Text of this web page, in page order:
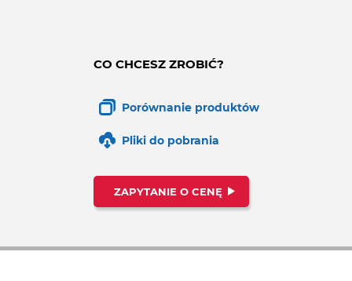
CO CHCESZ ZROBIĆ?
Porównanie produktów
Pliki do pobrania
ZAPYTANIE O CENĘ